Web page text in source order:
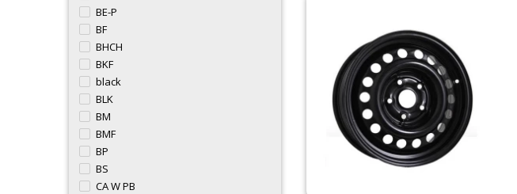
BE-P
BF
BHCH
BKF
black
BLK
BM
BMF
BP
BS
CA W PB